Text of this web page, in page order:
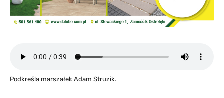
Podkreśla marszałek Adam Struzik.